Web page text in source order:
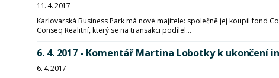
11. 4. 2017
Karlovarská Business Park má nové majitele: společně jej koupil fond
Conseq Realitní, který se na transakci podílel...
6. 4. 2017 - Komentář Martina Lobotky k ukončení
6. 4. 2017